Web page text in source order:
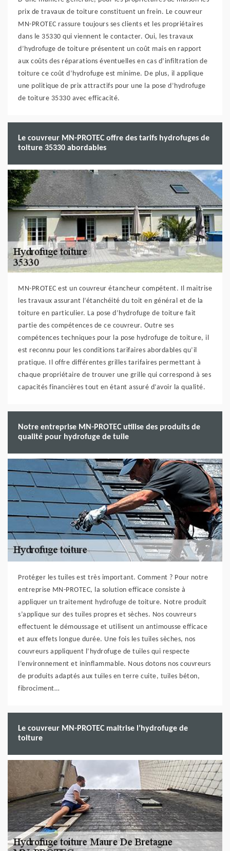
prix de travaux de toiture constituent un frein. Le couvreur
MN-PROTEC rassure toujours ses clients et les propriétaires
dans le 35330 qui viennent le contacter. Oui, les travaux
d’hydrofuge de toiture présentent un coût mais en rapport
aux coûts des réparations éventuelles en cas d’infiltration de
toiture ce coût d’hydrofuge est minime. De plus, il applique
une politique de prix attractifs pour une la pose d’hydrofuge
de toiture 35330 avec efficacité.
Le couvreur MN-PROTEC offre des tarifs hydrofuges de
toiture 35330 abordables
MN-PROTEC est un couvreur étancheur compétent. Il maitrise
les travaux assurant l’étanchéité du toit en général et de la
toiture en particulier. La pose d’hydrofuge de toiture fait
partie des compétences de ce couvreur. Outre ses
compétences techniques pour la pose hydrofuge de toiture, il
est reconnu pour les conditions tarifaires abordables qu’il
pratique. Il offre différentes grilles tarifaires permettant à
chaque propriétaire de trouver une grille qui correspond à ses
capacités financières tout en étant assuré d’avoir la qualité.
Notre entreprise MN-PROTEC utilise des produits de
qualité pour hydrofuge de tuile
Protéger les tuiles est très important. Comment ? Pour notre
entreprise MN-PROTEC, la solution efficace consiste à
appliquer un traitement hydrofuge de toiture. Notre produit
s’applique sur des tuiles propres et sèches. Nos couvreurs
effectuent le démoussage et utilisent un antimousse efficace
et aux effets longue durée. Une fois les tuiles sèches, nos
couvreurs appliquent l’hydrofuge de tuiles qui respecte
l’environnement et ininflammable. Nous dotons nos couvreurs
de produits adaptés aux tuiles en terre cuite, tuiles béton,
fibrociment…
Le couvreur MN-PROTEC maitrise l’hydrofuge de
toiture